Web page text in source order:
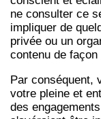
ne consulter ce
impliquer de
privée ou un
contenu de
Par conséquent,
votre pleine et
des